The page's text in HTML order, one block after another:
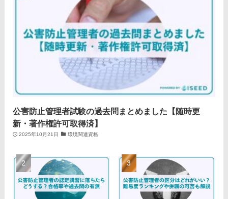
公害防止管理者試験の過去問まとめました【随時更
新・著作権許可取得済】
2025年10月21日 環境関連資格